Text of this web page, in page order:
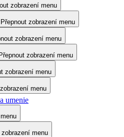
zobrazení menu
Přepnout zobrazení menu
zobrazení menu
Přepnout zobrazení menu
zobrazení menu
menu
umenie
zobrazení menu